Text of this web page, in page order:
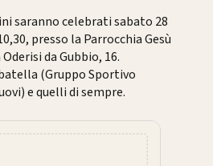
saranno celebrati sabato 28
presso la Parrocchia Gesù
da Gubbio, 16.
(Gruppo Sportivo
e quelli di sempre.